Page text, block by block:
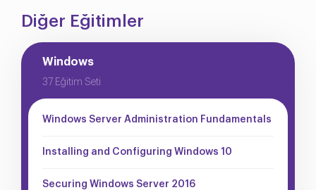
Diğer Eğitimler
Windows
37 Eğitim Seti
Windows Server Administration Fundamentals
Installing and Configuring Windows 10
Securing Windows Server 2016